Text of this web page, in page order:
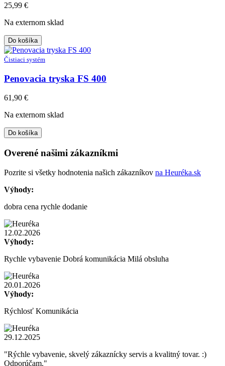
25,99 €
Na externom sklad
Do košíka
Čistiaci systém
Penovacia tryska FS 400
61,90 €
Na externom sklad
Do košíka
Overené našimi zákazníkmi
Pozrite si všetky hodnotenia našich zákazníkov na Heuréka.sk
Výhody:
dobra cena rychle dodanie
12.02.2026
Výhody:
Rychle vybavenie Dobrá komunikácia Milá obsluha
20.01.2026
Výhody:
Rýchlosť Komunikácia
29.12.2025
"Rýchle vybavenie, skvelý zákaznícky servis a kvalitný tovar. :)
Odporúčam."